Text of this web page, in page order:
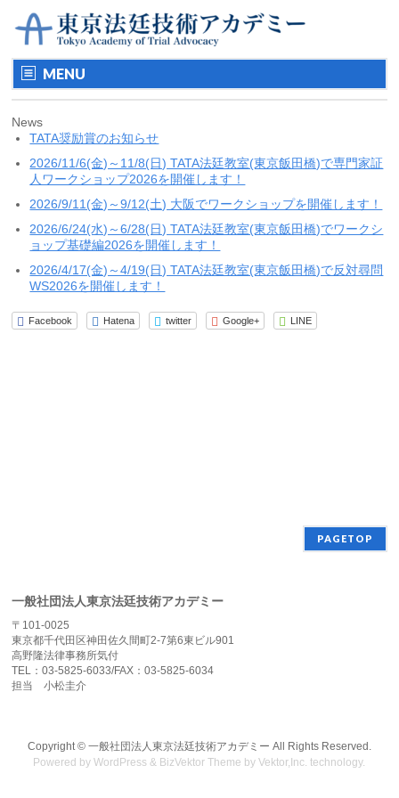
MENU
News
TATA奨励賞のお知らせ
2026/11/6(金)～11/8(日) TATA法廷教室(東京飯田橋)で専門家証
人ワークショップ2026を開催します！
2026/9/11(金)～9/12(土) 大阪でワークショップを開催します！
2026/6/24(水)～6/28(日) TATA法廷教室(東京飯田橋)でワークシ
ョップ基礎編2026を開催します！
2026/4/17(金)～4/19(日) TATA法廷教室(東京飯田橋)で反対尋問
WS2026を開催します！
Facebook Hatena twitter Google+ LINE
PAGETOP
一般社団法人東京法廷技術アカデミー
〒101-0025
東京都千代田区神田佐久間町2-7第6東ビル901
高野隆法律事務所気付
TEL：03-5825-6033/FAX：03-5825-6034
担当 小松圭介
Copyright © 一般社団法人東京法廷技術アカデミー All Rights Reserved.
Powered byWordPress & BizVektor Theme byVektor,Inc. technology.